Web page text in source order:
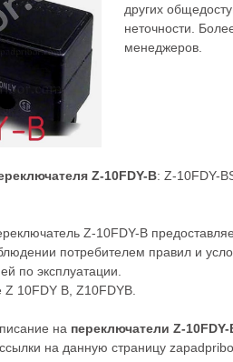
других
неточности.
менеджеров.
Z-10FDY-B: Z-10FDY-
Z-10FDY-B
потребителем правил и
по эксплуатации.
10FDY B, Z10FDYB.
на переключатели Z-10FDY-
на данную страницу